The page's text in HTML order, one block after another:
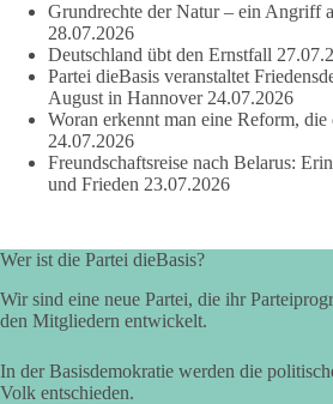
219 7 55
DieBasis
1 Tag zuvor
Wusstest du, dass Kooperation in
als eine feste Koalition?
Regierungsverantwortung, feste
dauerhafte Bindungen. Kooperation in
dagegen: Ein Vorschlag wird einzeln
🟩🟩🟦🟦🟥🟥🟧🟧
Grundrechte der Natur – ein Angriff
28.07.2026
Deutschland übt den Ernstfall
Partei dieBasis veranstaltet
August in Hannover 24.07.2026
Woran erkennt man eine Reform, die
24.07.2026
Freundschaftsreise nach Belarus:
und Frieden 23.07.2026
Wer ist die Partei dieBasis?
Wir sind eine neue Partei, die ihr
den Mitgliedern entwickelt.
In der Basisdemokratie werden die
Volk entschieden.